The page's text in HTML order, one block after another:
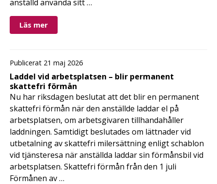
anställd använda sitt …
Läs mer
Publicerat 21 maj 2026
Laddel vid arbetsplatsen – blir permanent
skattefri förmån
Nu har riksdagen beslutat att det blir en permanent
skattefri förmån när den anställde laddar el på
arbetsplatsen, om arbetsgivaren tillhandahåller
laddningen. Samtidigt beslutades om lättnader vid
utbetalning av skattefri milersättning enligt schablon
vid tjänsteresa när anställda laddar sin förmånsbil vid
arbetsplatsen. Skattefri förmån från den 1 juli
Förmånen av …